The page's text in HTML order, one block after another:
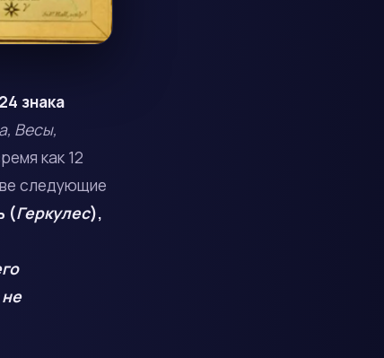
24 знака
Весы,
как 12
следующие
(Геркулес),